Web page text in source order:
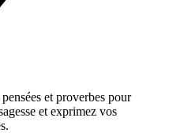
et proverbes pour
et exprimez vos